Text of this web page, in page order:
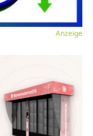
Anzeige